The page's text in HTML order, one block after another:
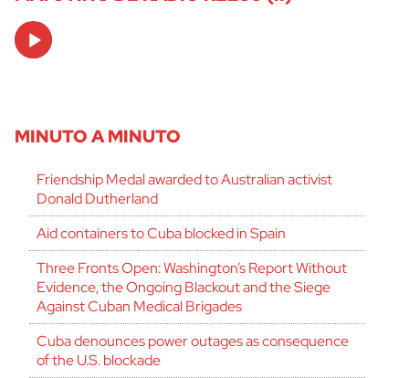
Audio
Player
MINUTO A MINUTO
Friendship Medal awarded to Australian activist
Donald Dutherland
Aid containers to Cuba blocked in Spain
Three Fronts Open: Washington’s Report Without
Evidence, the Ongoing Blackout and the Siege
Against Cuban Medical Brigades
Cuba denounces power outages as consequence
of the U.S. blockade